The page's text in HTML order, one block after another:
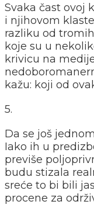
Svaka čast ovoj
i njihovom
razliku od
koje su u
krivicu na
kažu: koji od
5.
Da se još
Iako ih u
previše
budu stizala
sreće to bi bili
procene za